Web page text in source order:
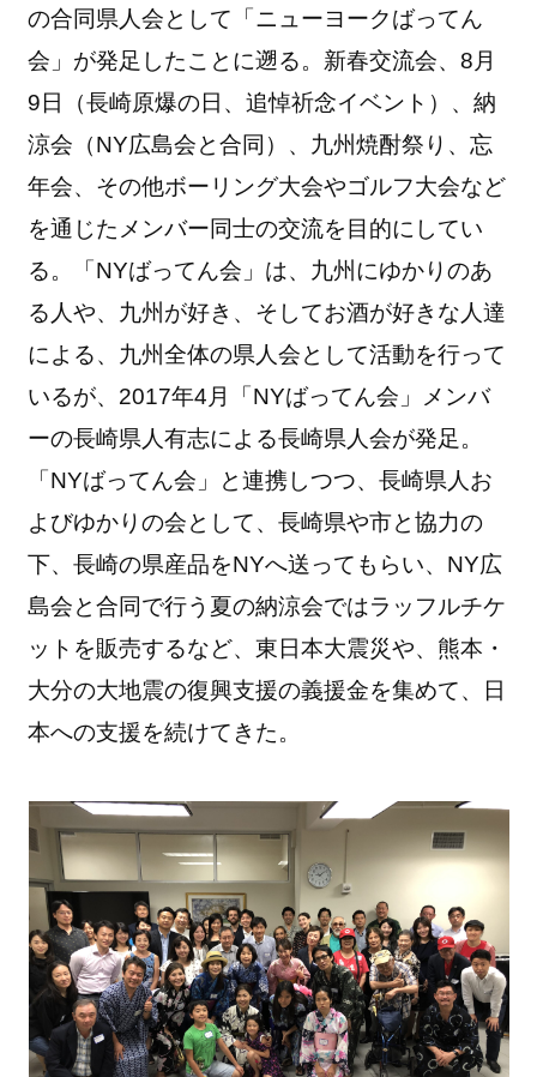
の合同県人会として「ニューヨークばってん
会」が発足したことに遡る。新春交流会、8月
9日（長崎原爆の日、追悼祈念イベント）、納
涼会（NY広島会と合同）、九州焼酎祭り、忘
年会、その他ボーリング大会やゴルフ大会など
を通じたメンバー同士の交流を目的にしてい
る。「NYばってん会」は、九州にゆかりのあ
る人や、九州が好き、そしてお酒が好きな人達
による、九州全体の県人会として活動を行って
いるが、2017年4月「NYばってん会」メンバ
ーの長崎県人有志による長崎県人会が発足。
「NYばってん会」と連携しつつ、長崎県人お
よびゆかりの会として、長崎県や市と協力の
下、長崎の県産品をNYへ送ってもらい、NY広
島会と合同で行う夏の納涼会ではラッフルチケ
ットを販売するなど、東日本大震災や、熊本・
大分の大地震の復興支援の義援金を集めて、日
本への支援を続けてきた。